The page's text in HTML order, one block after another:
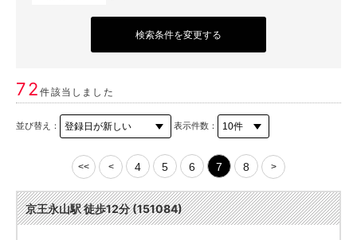
検索条件を変更する
72件該当しました
並び替え： 表示件数：
<< < 4 5 6 7 8 >
京王永山駅 徒歩12分 (151084)